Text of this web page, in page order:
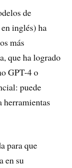
de
inglés) ha
más
que ha logrado
GPT-4 o
puede
herramientas
para que
en su